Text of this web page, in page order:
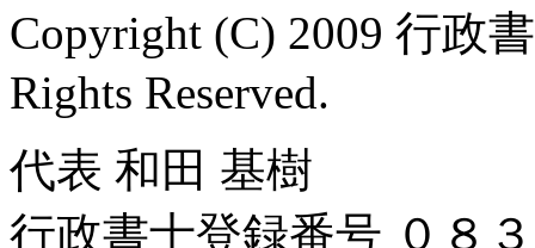
Copyright (C) 2009 行政
Rights Reserved.
代表 和田 基樹
行政書士登録番号 ０８